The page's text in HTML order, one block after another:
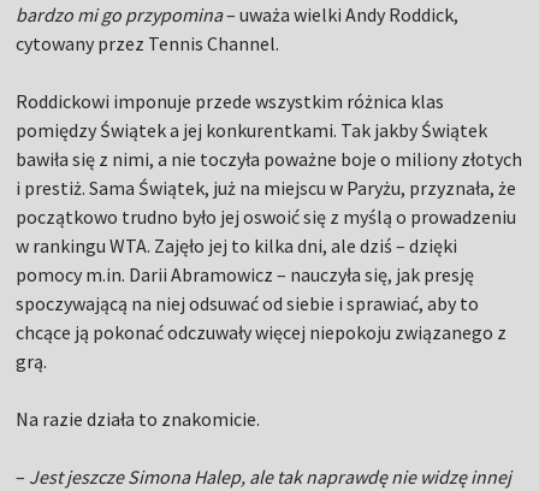
bardzo mi go przypomina– uważa wielki Andy Roddick,
cytowany przez Tennis Channel.
Roddickowi imponuje przede wszystkim różnica klas
pomiędzy Świątek a jej konkurentkami. Tak jakby Świątek
bawiła się z nimi, a nie toczyła poważne boje o miliony złotych
i prestiż. Sama Świątek, już na miejscu w Paryżu, przyznała, że
początkowo trudno było jej oswoić się z myślą o prowadzeniu
w rankingu WTA. Zajęło jej to kilka dni, ale dziś – dzięki
pomocy m.in. Darii Abramowicz – nauczyła się, jak presję
spoczywającą na niej odsuwać od siebie i sprawiać, aby to
chcące ją pokonać odczuwały więcej niepokoju związanego z
grą.
Na razie działa to znakomicie.
– Jest jeszcze Simona Halep, ale tak naprawdę nie widzę innej